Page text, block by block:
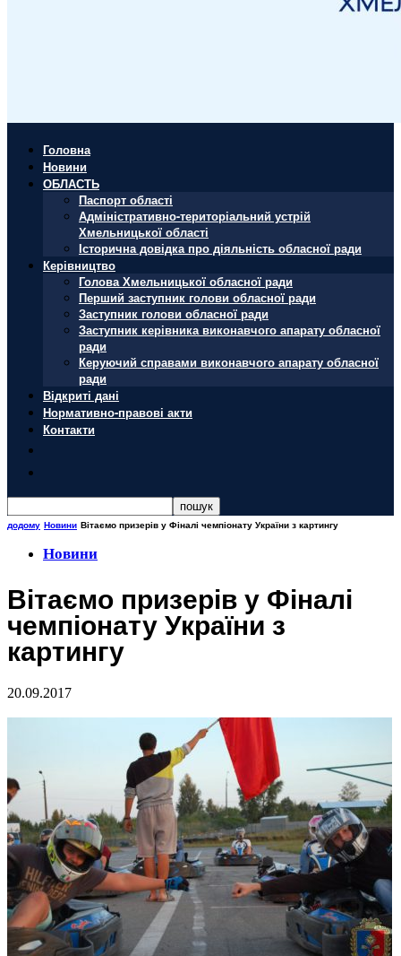
Головна
Новини
ОБЛАСТЬ
Паспорт області
Адміністративно-територіальний устрій
Хмельницької області
Історична довідка про діяльність обласної ради
Керівництво
Голова Хмельницької обласної ради
Перший заступник голови обласної ради
Заступник голови обласної ради
Заступник керівника виконавчого апарату обласної
ради
Керуючий справами виконавчого апарату обласної
ради
Відкриті дані
Нормативно-правові акти
Контакти
додому Новини Вітаємо призерів у Фіналі чемпіонату України з картингу
Новини
Вітаємо призерів у Фіналі
чемпіонату України з
картингу
20.09.2017